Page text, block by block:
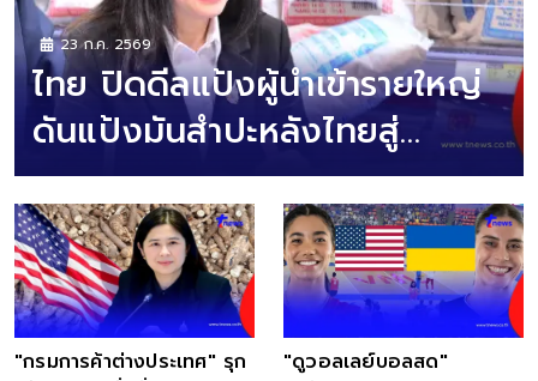
23 ก.ค. 2569
ไทย ปิดดีลแป้งผู้นำเข้ารายใหญ่
ดันแป้งมันสำปะหลังไทยสู่
อุตสาหกรรมมูลค่าสหรัฐฯสูง
สำเร็จ
"กรมการค้าต่างประเทศ" รุก
"ดูวอลเลย์บอลสด"